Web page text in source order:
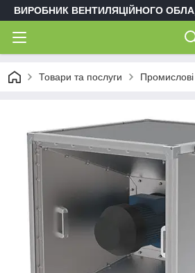
ВИРОБНИК ВЕНТИЛЯЦІЙНОГО
Товари та послуги